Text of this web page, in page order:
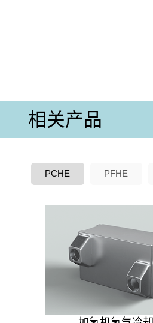
相关产品
PCHE PFHE